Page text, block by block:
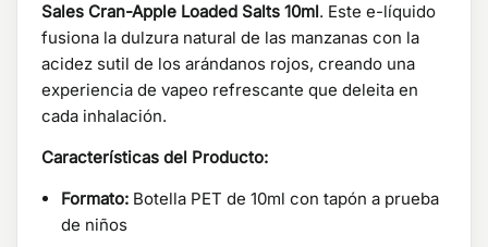
Sales Cran-Apple Loaded Salts 10ml. Este e-líquido
fusiona la dulzura natural de las manzanas con la
acidez sutil de los arándanos rojos, creando una
experiencia de vapeo refrescante que deleita en
cada inhalación.
Características del Producto:
Formato: Botella PET de 10ml con tapón a prueba
de niños